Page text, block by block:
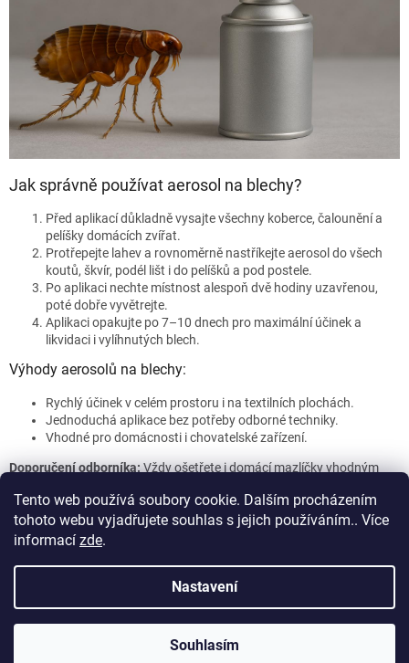
Tento web používá soubory cookie. Dalším procházením
tohoto webu vyjadřujete souhlas s jejich používáním.. Více
informací zde.
Nastavení
Souhlasím
k
y
p
s
Jak správně používat aerosol na blechy?
Před aplikací důkladně vysajte všechny koberce, čalounění a
pelíšky domácích zvířat.
Protřepejte lahev a rovnoměrně nastříkejte aerosol do všech
koutů, škvír, podél lišt i do pelíšků a pod postele.
Po aplikaci nechte místnost alespoň dvě hodiny uzavřenou,
poté dobře vyvětrejte.
Aplikaci opakujte po 7–10 dnech pro maximální účinek a
likvidaci i vylíhnutých blech.
Výhody aerosolů na blechy:
Rychlý účinek v celém prostoru i na textilních plochách.
Jednoduchá aplikace bez potřeby odborné techniky.
Vhodné pro domácnosti i chovatelské zařízení.
Doporučení odborníka:Vždy ošetřete i domácí mazlíčky vhodným
pravidelným úklidem pro dlouhodobou ochranu před blechami.
Copyright 2026DERATIZACE Hubim.cz s.r.o.. Všechna práva
vyhrazena.